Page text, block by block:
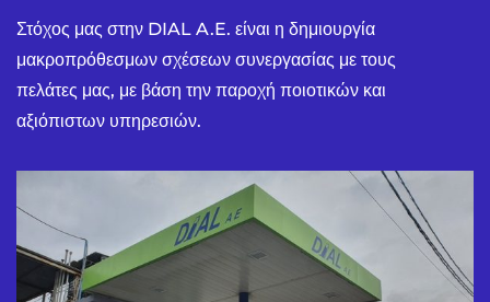
Στόχος μας στην DIAL A.E. είναι η δημιουργία
μακροπρόθεσμων σχέσεων συνεργασίας με τους
πελάτες μας, με βάση την παροχή ποιοτικών και
αξιόπιστων υπηρεσιών.